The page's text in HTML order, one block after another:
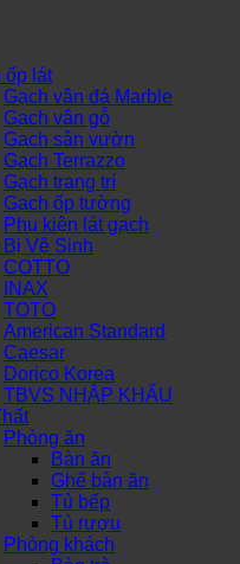
ốp lát
Gạch vân đá Marble
Gạch vân gỗ
Gạch sân vườn
Gạch Terrazzo
Gạch trang trí
Gạch ốp tường
Phụ kiện lát gạch
Vệ Sinh
COTTO
INAX
TOTO
American Standard
Caesar
Dorico Korea
TBVS NHẬP KHẨU
Phòng ăn
Bàn ăn
Ghế bàn ăn
Tủ bếp
Tủ rượu
Phòng khách